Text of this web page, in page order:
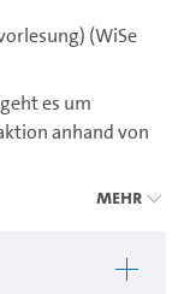
(WiSe
es um
anhand von
Sie nach und
Mehr